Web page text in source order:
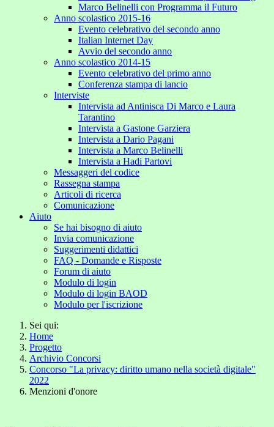
Marco Belinelli con Programma il Futuro
Anno scolastico 2015-16
Evento celebrativo del secondo anno
Italian Internet Day
Avvio del secondo anno
Anno scolastico 2014-15
Evento celebrativo del primo anno
Conferenza stampa di lancio
Interviste
Intervista ad Antinisca Di Marco e Laura
Tarantino
Intervista a Gastone Garziera
Intervista a Dario Pagani
Intervista a Marco Belinelli
Intervista a Hadi Partovi
Messaggeri del codice
Rassegna stampa
Articoli di ricerca
Comunicazione
Aiuto
Se hai bisogno di aiuto
Invia comunicazione
Suggerimenti didattici
FAQ - Domande e Risposte
Forum di aiuto
Modulo di login
Modulo di login BAOD
Modulo per l'iscrizione
Sei qui:
Home
Progetto
Archivio Concorsi
Concorso "La privacy: diritto umano nella società digitale"
2022
Menzioni d'onore